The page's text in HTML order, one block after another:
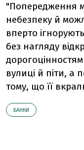
"Попередження
небезпеку й
вперто
без нагляду
вулиці й піти, а
тому, що її
БАНКИ